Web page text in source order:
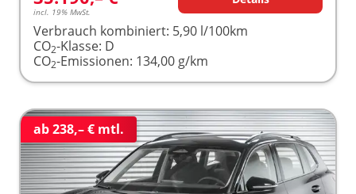
incl. 19% MwSt.
Verbrauch kombiniert: 5,90 l/100km
CO2-Klasse: D
CO2-Emissionen: 134,00 g/km
ab 238,– € mtl.